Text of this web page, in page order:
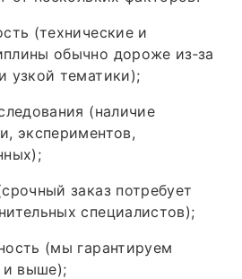
(технические и
обычно дороже из‑за
узкой тематики);
(наличие
экспериментов,
заказ потребует
специалистов);
(мы гарантируем
и выше);